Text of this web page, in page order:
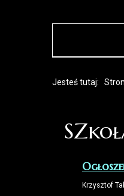
Jesteś tutaj:
Krzysztof